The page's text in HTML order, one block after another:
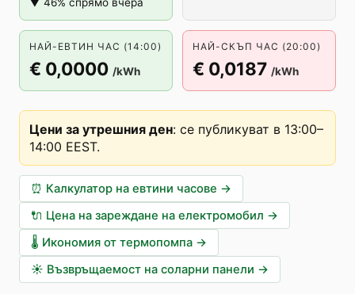
НАЙ-ЕВТИН ЧАС (14:00)
€ 0,0000 /kWh
НАЙ-СКЪП ЧАС (20:00)
€ 0,0187 /kWh
Цени за утрешния ден: се публикуват в 13:00–
14:00 EEST.
⏰ Калкулатор на евтини часове →
🔌 Цена на зареждане на електромобил →
🌡️ Икономия от термопомпа →
☀️ Възвръщаемост на соларни панели →